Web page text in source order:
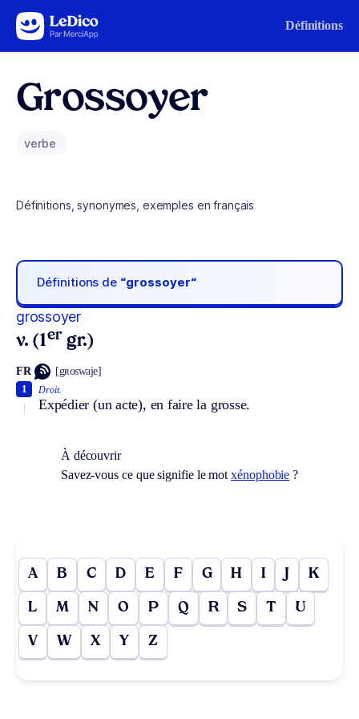
Aller au contenu Définitions
Grossoyer
verbe
Définitions, synonymes, exemples en français
Définitions de “grossoyer“
grossoyer
v. (1er gr.)
FR [gʀoswaje]
Droit.
Expédier (un acte), en faire la grosse.
1
À découvrir
Savez-vous ce que signifie le motxénophobie ?
A B C D E F G H I J K
L M N O P Q R S T U
V W X Y Z